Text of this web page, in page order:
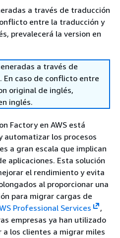
a través de traducción
entre la traducción y
prevalecerá la version en
a través de
caso de conflicto entre
original de inglés,
inglés.
Factory en AWS está
automatizar los procesos
a gran escala que implican
aplicaciones. Esta solución
el rendimiento y evita
al proporcionar una
para migrar cargas de
Professional Services
,
empresas ya han utilizado
a los clientes a migrar miles